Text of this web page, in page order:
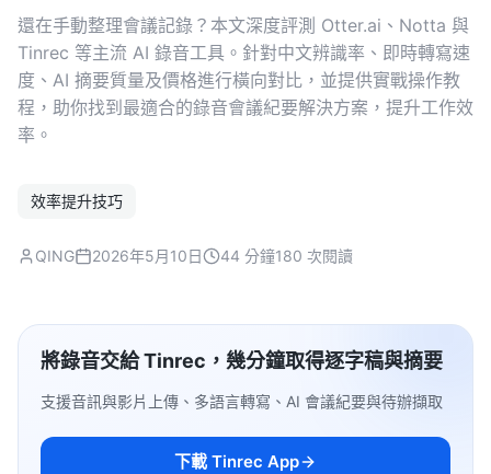
還在手動整理會議記錄？本文深度評測 Otter.ai、Notta 與
Tinrec 等主流 AI 錄音工具。針對中文辨識率、即時轉寫速
度、AI 摘要質量及價格進行橫向對比，並提供實戰操作教
程，助你找到最適合的錄音會議紀要解決方案，提升工作效
率。
效率提升技巧
QING 2026年5月10日 44 分鐘180 次閱讀
將錄音交給 Tinrec，幾分鐘取得逐字稿與摘要
支援音訊與影片上傳、多語言轉寫、AI 會議紀要與待辦擷取
下載 Tinrec App